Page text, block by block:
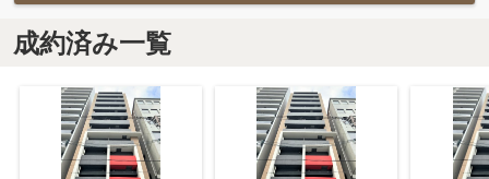
成約済み一覧